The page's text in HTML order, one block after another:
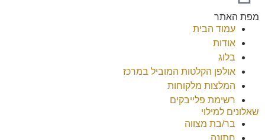
מפת האתר
עמוד הבית
אודות
בלוג
אולפן הקלטות המוביל במרכז
המלצות מלקוחות
רשימת פלייבקים
שאלונים למילוי
בר/בת מצווה